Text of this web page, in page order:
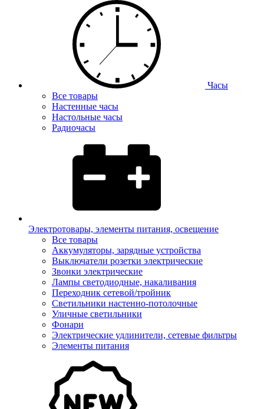
Часы
Все товары
Настенные часы
Настольные часы
Радиочасы
Электротовары, элементы питания, освещение
Все товары
Аккумуляторы, зарядные устройства
Выключатели розетки электрические
Звонки электрические
Лампы светодиодные, накаливания
Переходник сетевой/тройник
Светильники настенно-потолочные
Уличные светильники
Фонари
Электрические удлинители, сетевые фильтры
Элементы питания